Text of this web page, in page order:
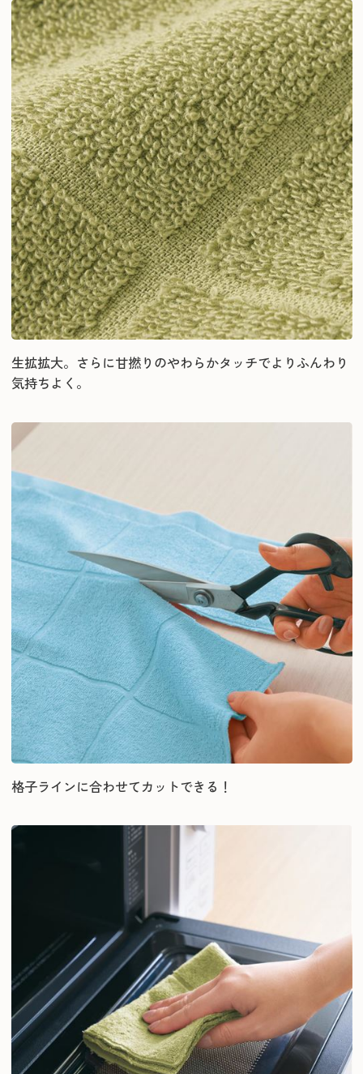
生拡拡大。さらに甘撚りのやわらかタッチでよりふんわり
気持ちよく。
格子ラインに合わせてカットできる！